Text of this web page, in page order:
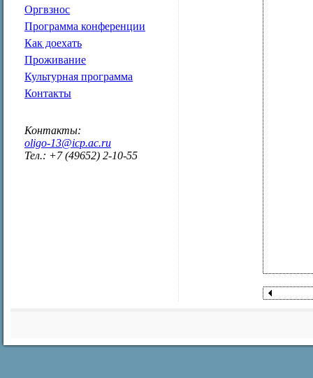
Оргвзнос
Программа конференции
Как доехать
Проживание
Культурная программа
Контакты
Контакты:
oligo-13@icp.ac.ru
Тел.: +7 (49652) 2-10-55